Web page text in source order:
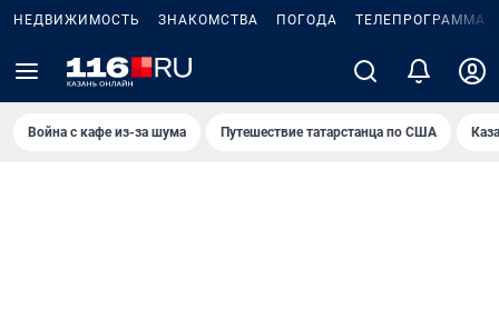
НЕДВИЖИМОСТЬ ЗНАКОМСТВА ПОГОДА ТЕЛЕПРОГРАММА
Война с кафе из-за шума Путешествие татарстанца по США